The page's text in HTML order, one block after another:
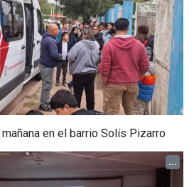
en el barrio Solís Pizarro
...